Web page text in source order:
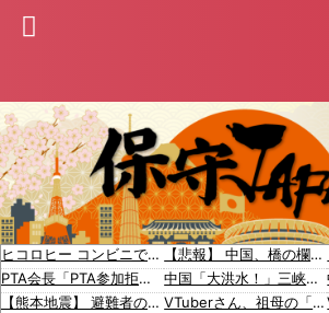
ヒコロヒー コンビニで割引おにぎりは〝絶対買わない〟理由
PTA会長「PTA参加拒否した親へ最終警告。こうなってもいい？」
【熊本地震】 避難者の食生活、改善急務…調理できず「パン飽き飽き」断水なお３万戸超
【悲報】 中国、橋の欄干が強風一発で粉々に 鉄筋ゼロ 当局「接着剤でくっつけただけ」「正常で、品質問題はない」
中国「大洪水！」三峡ダム「9門開放！（全力放流」中国都市「三峡沿線の道路水没」中国政府「高速道路封鎖！」中国ダム「緊急放流に合わせて開門（土砂崩れ発生」→
VTuberさん、祖母の「家族だけの一日葬」をした結果ｗｗｗｗｗｗｗ